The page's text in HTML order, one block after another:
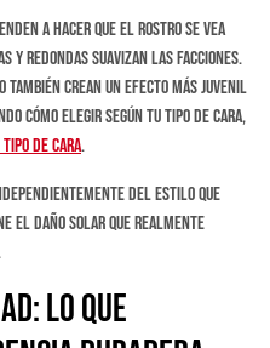
a hacer que el rostro se vea
y redondas suavizan las facciones.
crean un efecto más juvenil
cómo elegir según tu tipo de cara,
de cara.
del estilo que
el daño solar que realmente
Lo que